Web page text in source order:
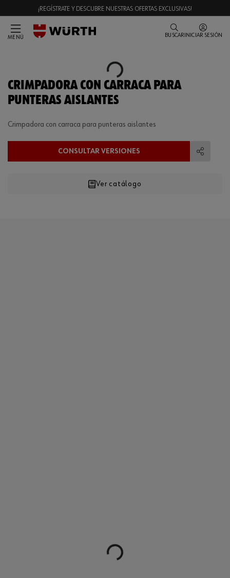
¡REGÍSTRATE Y DESCUBRE NUESTRAS OFERTAS EXCLUSIVAS!
MENÚ BUSCAR INICIAR SESIÓN
Loading...
CRIMPADORA CON CARRACA PARA
PUNTERAS AISLANTES
Crimpadora con carraca para punteras aislantes
CONSULTAR VERSIONES
Ver catálogo